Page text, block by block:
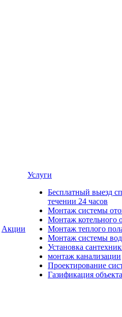
Акции
Услуги
Бесплатный выезд
течении 24 часов
Монтаж системы
Монтаж котельного
Монтаж теплого
Монтаж системы
Установка
монтаж канализации
Проектирование
Газификация объекта